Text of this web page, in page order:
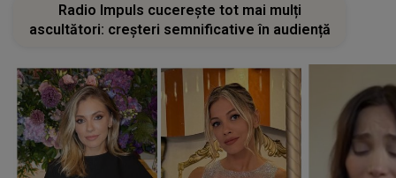
Radio Impuls cucerește tot mai mulți
ascultători: creșteri semnificative în audiență